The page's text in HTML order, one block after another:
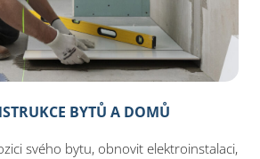
BYTŮ A DOMŮ
svého bytu, obnovit elektroinstalaci,